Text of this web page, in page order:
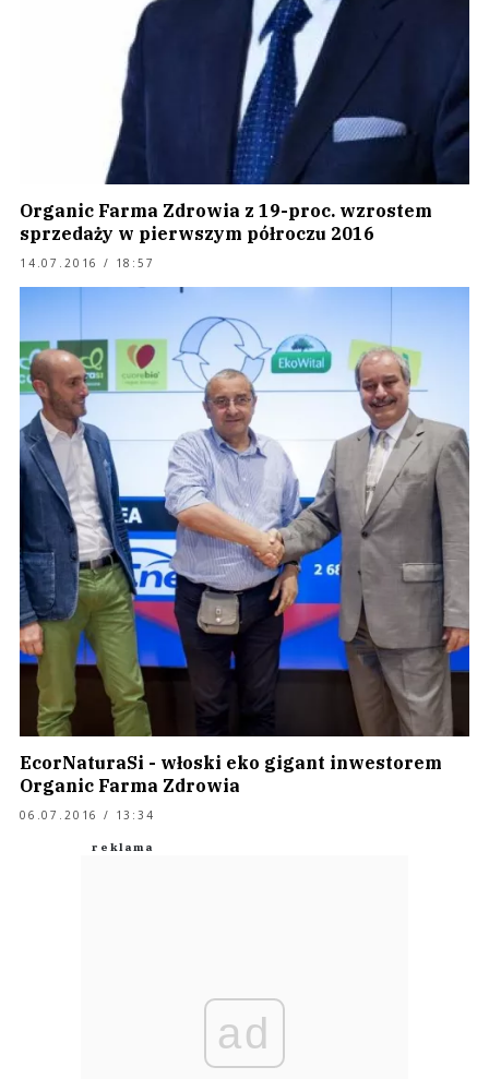
Organic Farma Zdrowia z 19-proc. wzrostem
sprzedaży w pierwszym półroczu 2016
14.07.2016 / 18:57
EcorNaturaSi - włoski eko gigant inwestorem
Organic Farma Zdrowia
06.07.2016 / 13:34
ad